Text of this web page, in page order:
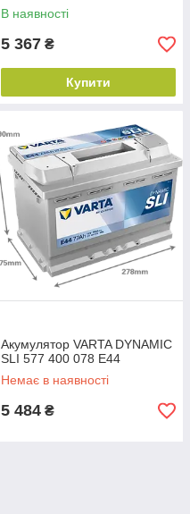
В наявності
5 367 ₴
Купити
Акумулятор VARTA DYNAMIC
SLI 577 400 078 E44
Немає в наявності
5 484 ₴